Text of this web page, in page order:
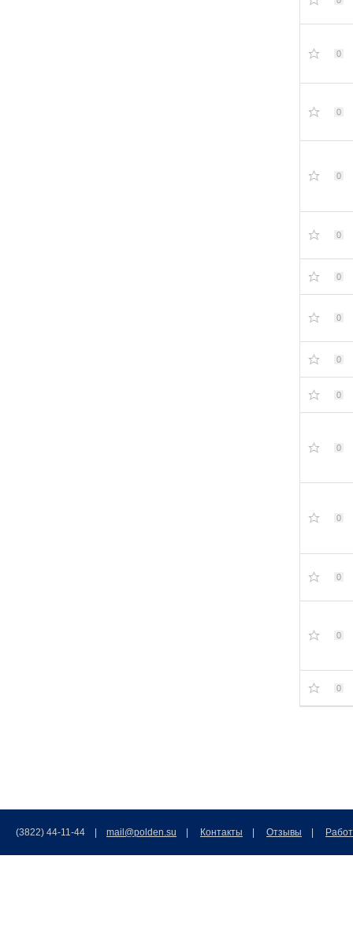
0
0
0
0
0
0
0
0
0
0
0
0
0
(3822) 44-11-44 | mail@polden.su Контакты Отзывы